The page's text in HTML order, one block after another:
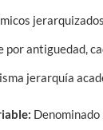
antiguedad,
jerarquía
Denominado